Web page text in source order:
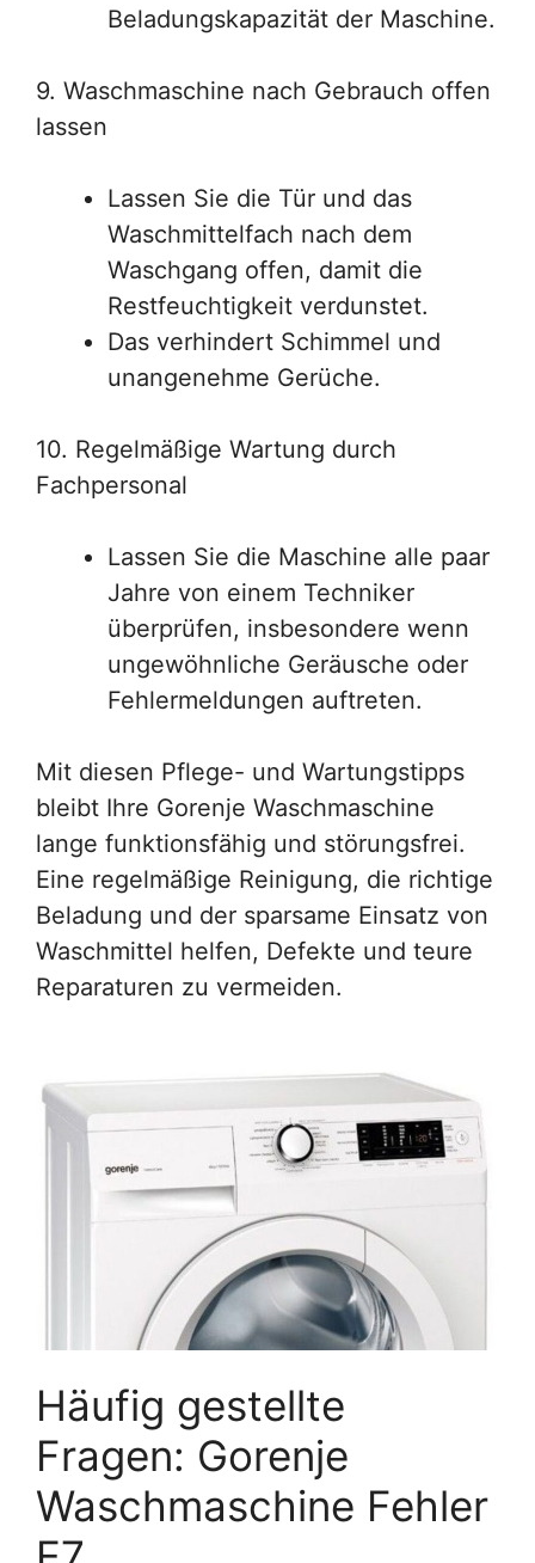
Beladungskapazität der Maschine.
9. Waschmaschine nach Gebrauch offen
lassen
Lassen Sie die Tür und das
Waschmittelfach nach dem
Waschgang offen, damit die
Restfeuchtigkeit verdunstet.
Das verhindert Schimmel und
unangenehme Gerüche.
10. Regelmäßige Wartung durch
Fachpersonal
Lassen Sie die Maschine alle paar
Jahre von einem Techniker
überprüfen, insbesondere wenn
ungewöhnliche Geräusche oder
Fehlermeldungen auftreten.
Mit diesen Pflege- und Wartungstipps
bleibt Ihre Gorenje Waschmaschine
lange funktionsfähig und störungsfrei.
Eine regelmäßige Reinigung, die richtige
Beladung und der sparsame Einsatz von
Waschmittel helfen, Defekte und teure
Reparaturen zu vermeiden.
Häufig gestellte
Fragen: Gorenje
Waschmaschine Fehler